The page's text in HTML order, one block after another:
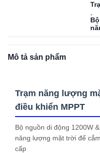
Mô tả sản phẩm
Trạm năng lượng
điều khiển MPPT
Bộ nguồn di động 1200W
năng lượng mặt trời để
cấp